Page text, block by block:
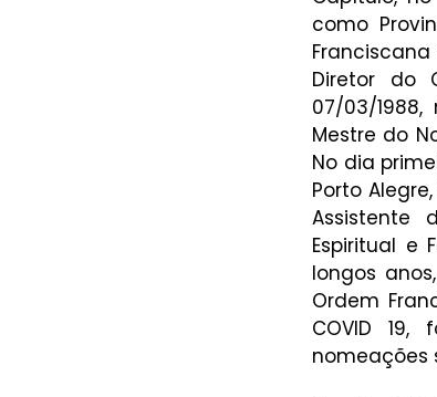
como
Franciscana
Diretor do
07/03/
Mestre do
No dia
Porto
Assistente
Espiritual e
longos
Ordem
COVID
nomeações